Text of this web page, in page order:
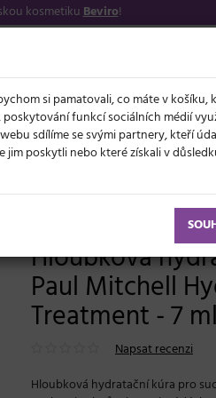
kosmetikuBeviro!
AKCE
Mitchell Hydrate Super-Charged Treatment - 7 ml
Hloubková
Paul Mitchell
Treatment - 7
Napsat recenzi
Hloubková hydratační kúra pro
si pamatovali, co máte v košíku,
funkcí sociálních médií
sdílíme se svými partnery, kteří
poskytli nebo které získali v